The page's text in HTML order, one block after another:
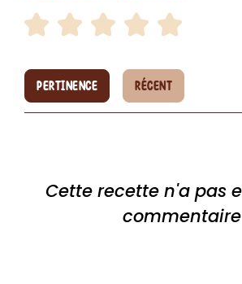
PERTINENCE RÉCENT
Cette recette n'a pas
commentaire